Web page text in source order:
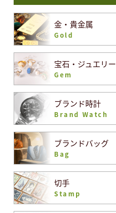
金・貴金属
Gold
宝石・ジュエリー
Gem
ブランド時計
Brand Watch
ブランドバッグ
Bag
切手
Stamp